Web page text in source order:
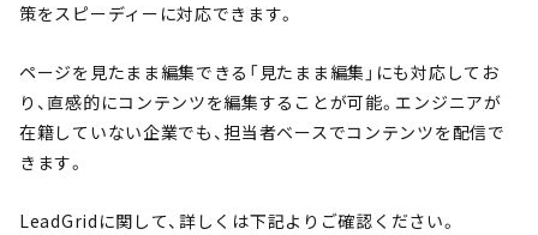
策をスピーディーに対応できます。
ページを見たまま編集できる「見たまま編集」にも対応してお
り、直感的にコンテンツを編集することが可能。エンジニアが
在籍していない企業でも、担当者ベースでコンテンツを配信で
きます。
LeadGridに関して、詳しくは下記よりご確認ください。